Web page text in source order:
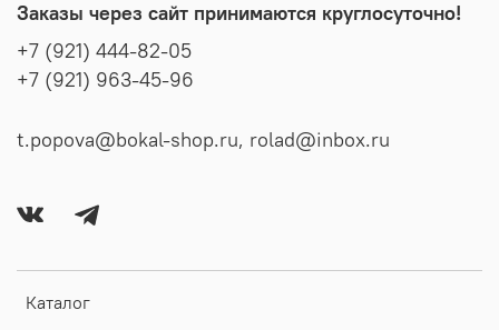
Каталог
Заказы через сайт принимаются круглосуточно!
+7 (921) 444-82-05
+7 (921) 963-45-96
t.popova@bokal-shop.ru, rolad@inbox.ru